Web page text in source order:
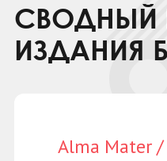
СВОДНЫЙ
ИЗДАНИЯ
Alma Mater